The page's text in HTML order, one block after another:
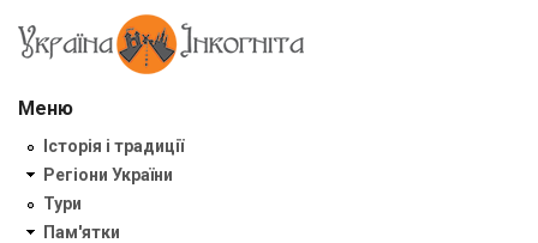
Меню
Історія і традиції
Регіони України
Тури
Пам'ятки